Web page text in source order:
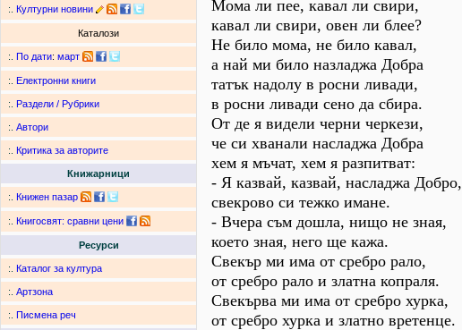
:. Културни новини
Каталози
:. По дати: март
:. Електронни книги
:. Раздели / Рубрики
:. Автори
:. Критика за авторите
Книжарници
:. Книжен пазар
:. Книгосвят: сравни цени
Ресурси
:. Каталог за култура
:. Артзона
:. Писмена реч
Мома ли пее, кавал ли свири,
кавал ли свири, овен ли блее?
Не било мома, не било кавал,
а най ми било назладжа Добра
татък надолу в росни ливади,
в росни ливади сено да сбира.
От де я видели черни черкези,
че си хванали насладжа Добра
хем я мъчат, хем я разпитват:
- Я казвай, казвай, насладжа Добро,
свекрово си тежко имане.
- Вчера съм дошла, нищо не зная,
което зная, него ще кажа.
Свекър ми има от сребро рало,
от сребро рало и златна копраля.
Свекърва ми има от сребро хурка,
от сребро хурка и златно вретенце.